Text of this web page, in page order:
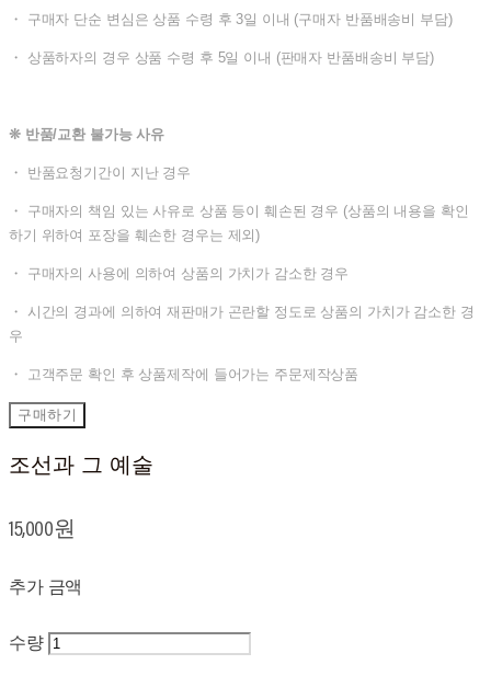
・ 구매자 단순 변심은 상품 수령 후 3일 이내 (구매자 반품배송비 부담)
・ 상품하자의 경우 상품 수령 후 5일 이내 (판매자 반품배송비 부담)
❊ 반품/교환 불가능 사유
・ 반품요청기간이 지난 경우
・ 구매자의 책임 있는 사유로 상품 등이 훼손된 경우 (상품의 내용을 확인
하기 위하여 포장을 훼손한 경우는 제외)
・ 구매자의 사용에 의하여 상품의 가치가 감소한 경우
・ 시간의 경과에 의하여 재판매가 곤란할 정도로 상품의 가치가 감소한 경
우
・ 고객주문 확인 후 상품제작에 들어가는 주문제작상품
구매하기
조선과 그 예술
15,000원
추가 금액
수량